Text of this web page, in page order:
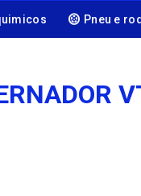
Pneu e